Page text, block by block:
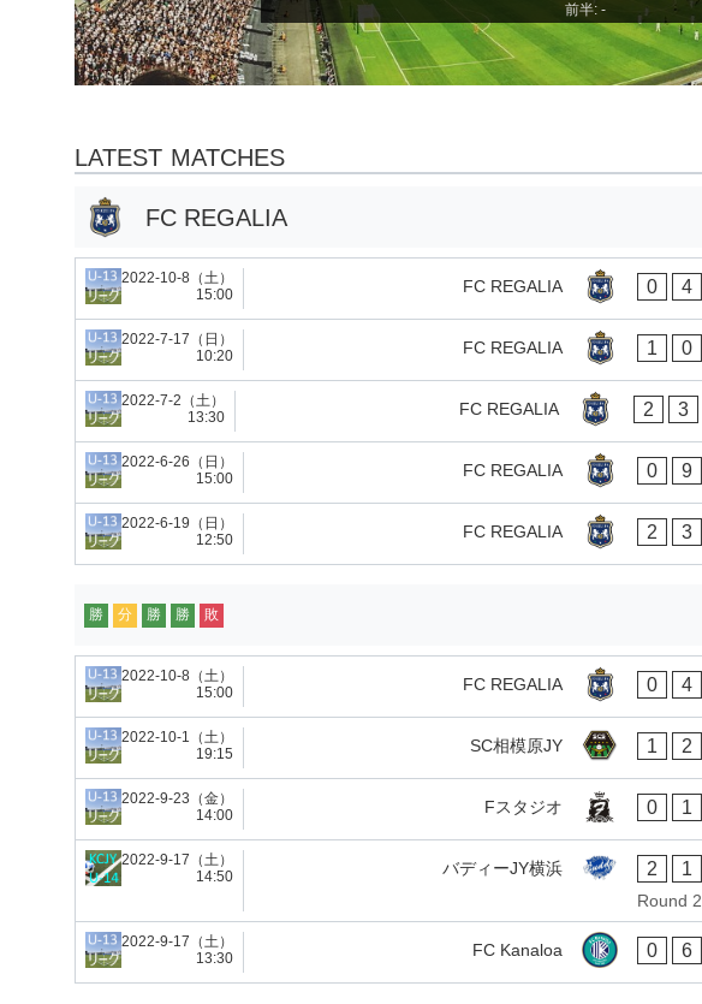
前半: -
LATEST MATCHES
FC REGALIA
2022-10-8（土）
15:00
FC REGALIA 0 4
2022-7-17（日）
10:20
FC REGALIA 1 0
2022-7-2（土）
13:30
FC REGALIA 2 3
2022-6-26（日）
15:00
FC REGALIA 0 9
2022-6-19（日）
12:50
FC REGALIA 2 3
勝 分 勝 勝 敗
2022-10-8（土）
15:00
FC REGALIA 0 4
2022-10-1（土）
19:15
SC相模原JY 1 2
2022-9-23（金）
14:00
Fスタジオ 0 1
2022-9-17（土）
14:50
バディーJY横浜 2 1
Round 2
2022-9-17（土）
13:30
FC Kanaloa 0 6